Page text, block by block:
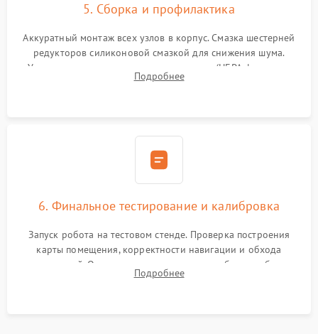
5. Сборка и профилактика
Аккуратный монтаж всех узлов в корпус. Смазка шестерней
редукторов силиконовой смазкой для снижения шума.
Установка новых расходных материалов (HEPA-фильтров,
микрофибры, щеток). Надежная фиксация разъемов и
Подробнее
6. Финальное тестирование и калибровка
Запуск робота на тестовом стенде. Проверка построения
карты помещения, корректности навигации и обхода
препятствий. Оценка силы всасывания и работы турбины.
Тестирование автоматического возврата на док-станцию и
Подробнее